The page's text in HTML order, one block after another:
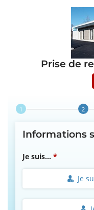
Prise de
Step 1 of 4
Informations
Je suis...
Je